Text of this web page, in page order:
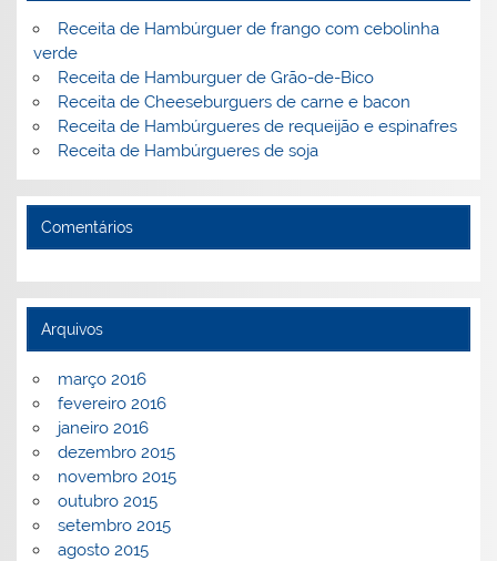
k l
Receita de Hambúrguer de frango com cebolinha
verde
Receita de Hamburguer de Grão-de-Bico
Receita de Cheeseburguers de carne e bacon
Receita de Hambúrgueres de requeijão e espinafres
Receita de Hambúrgueres de soja
Comentários
Arquivos
março 2016
fevereiro 2016
janeiro 2016
dezembro 2015
novembro 2015
outubro 2015
setembro 2015
agosto 2015